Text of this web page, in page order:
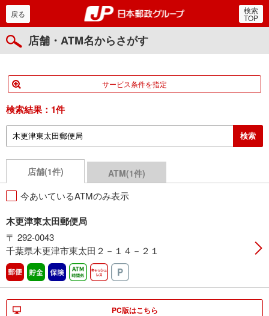
郵便局・日本郵政グルー
戻る 検索
TOP
店舗・ATM名からさがす
サービス条件を指定
検索結果： 1件
店舗(1件) ATM(1件)
今あいているATMのみ表示
木更津東太田郵便局
〒 292-0043
千葉県木更津市東太田２－１４－２１
郵便 貯金 保険 ATM時間外キャッシュレス
PC版はこちら